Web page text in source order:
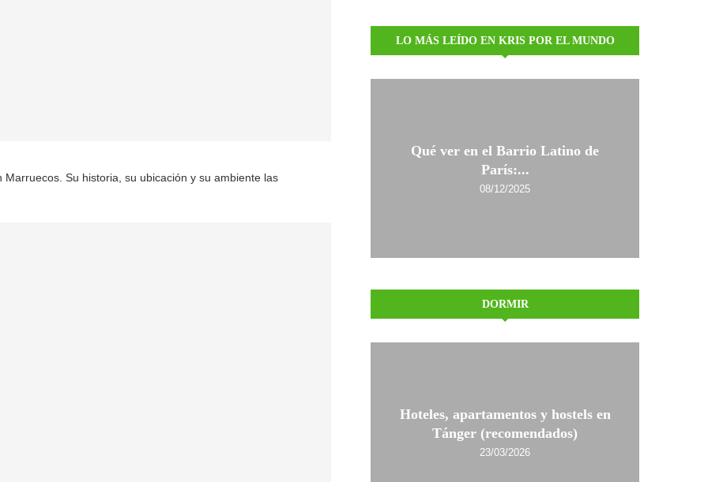
Su historia, su ubicación y su ambiente las
LO MÁS LEÍDO EN KRIS POR EL MUNDO
Qué ver en el Barrio Latino de
París:...
08/12/2025
DORMIR
Hoteles, apartamentos y hostels en
Tánger (recomendados)
23/03/2026